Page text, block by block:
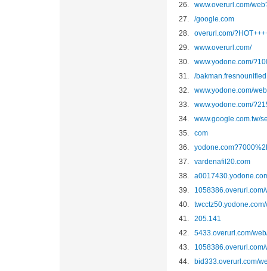
26.
www.overurl.com/
27.
/google.com
28.
overurl.com/
29.
www.overurl.com/
30.
www.yodone.com/
31.
/
32.
www.yodone.com/
33.
www.yodone.com/
34.
www.google.com.tw/
35.
com
36.
37.
vardenafil20.com
38.
39.
40.
41.
205.141
42.
5433.overurl.com/
43.
44.
bid333.overurl.com/